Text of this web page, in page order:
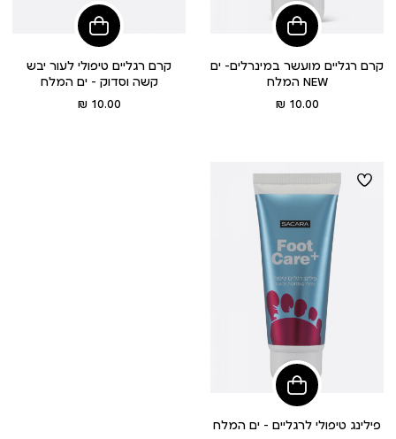
הוסיפי
לסל
קרם רגליים מועשר במינרלים- ים
המלח NEW
מחיר10.00 ₪
הוסיפי
לסל
קרם רגליים טיפולי לעור יבש
קשה וסדוק - ים המלח
מחיר10.00 ₪
הוסיפי
לסל
פילינג טיפולי לרגליים - ים המלח